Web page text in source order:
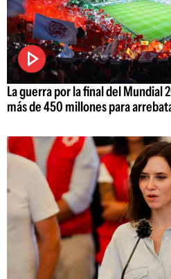
La guerra por la final del
más de 450 millones para